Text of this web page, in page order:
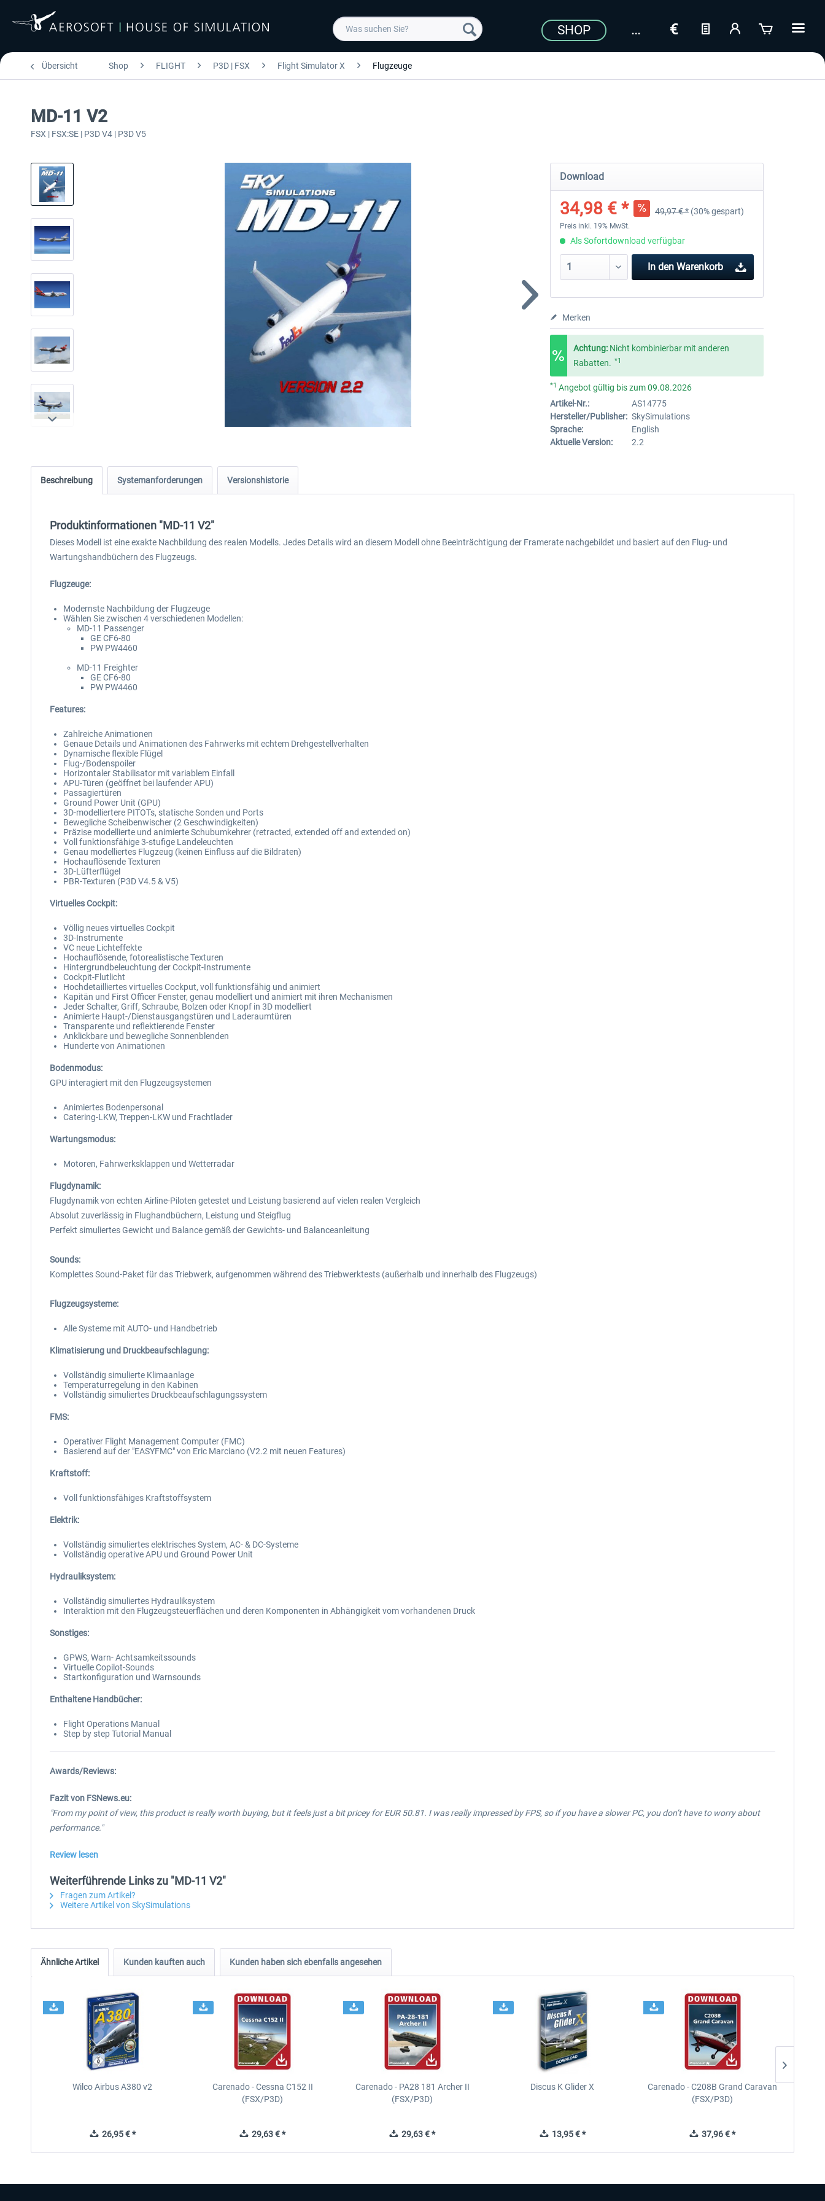
SHOP
Übersicht Shop FLIGHT P3D | FSX Flight Simulator X Flugzeuge
MD-11 V2
FSX | FSX:SE | P3D V4 | P3D V5
Download
34,98 € * 49,97 € * (30% gespart)
Preis inkl. 19% MwSt.
Als Sofortdownload verfügbar
In den Warenkorb
Merken
Achtung: Nicht kombinierbar mit anderen
Rabatten. *1
*1 Angebot gültig bis zum 09.08.2026
Artikel-Nr.:
AS14775
Hersteller/Publisher: SkySimulations
Sprache:
English
Aktuelle Version:
2.2
Beschreibung Systemanforderungen Versionshistorie
Produktinformationen "MD-11 V2"
Dieses Modell ist eine exakte Nachbildung des realen Modells. Jedes Details wird an diesem Modell ohne Beeinträchtigung der Framerate nachgebildet und basiert auf den Flug- und
Wartungshandbüchern des Flugzeugs.
Flugzeuge:
Modernste Nachbildung der Flugzeuge
Wählen Sie zwischen 4 verschiedenen Modellen:
MD-11 Passenger
GE CF6-80
PW PW4460
MD-11 Freighter
GE CF6-80
PW PW4460
Features:
Zahlreiche Animationen
Genaue Details und Animationen des Fahrwerks mit echtem Drehgestellverhalten
Dynamische flexible Flügel
Flug-/Bodenspoiler
Horizontaler Stabilisator mit variablem Einfall
APU-Türen (geöffnet bei laufender APU)
Passagiertüren
Ground Power Unit (GPU)
3D-modelliertere PITOTs, statische Sonden und Ports
Bewegliche Scheibenwischer (2 Geschwindigkeiten)
Präzise modellierte und animierte Schubumkehrer (retracted, extended off and extended on)
Voll funktionsfähige 3-stufige Landeleuchten
Genau modelliertes Flugzeug (keinen Einfluss auf die Bildraten)
Hochauflösende Texturen
3D-Lüfterflügel
PBR-Texturen (P3D V4.5 & V5)
Virtuelles Cockpit:
Völlig neues virtuelles Cockpit
3D-Instrumente
VC neue Lichteffekte
Hochauflösende, fotorealistische Texturen
Hintergrundbeleuchtung der Cockpit-Instrumente
Cockpit-Flutlicht
Hochdetailliertes virtuelles Cockput, voll funktionsfähig und animiert
Kapitän und First Officer Fenster, genau modelliert und animiert mit ihren Mechanismen
Jeder Schalter, Griff, Schraube, Bolzen oder Knopf in 3D modelliert
Animierte Haupt-/Dienstausgangstüren und Laderaumtüren
Transparente und reflektierende Fenster
Anklickbare und bewegliche Sonnenblenden
Hunderte von Animationen
Bodenmodus:
GPU interagiert mit den Flugzeugsystemen
Animiertes Bodenpersonal
Catering-LKW, Treppen-LKW und Frachtlader
Wartungsmodus:
Motoren, Fahrwerksklappen und Wetterradar
Flugdynamik:
Flugdynamik von echten Airline-Piloten getestet und Leistung basierend auf vielen realen Vergleich
Absolut zuverlässig in Flughandbüchern, Leistung und Steigflug
Perfekt simuliertes Gewicht und Balance gemäß der Gewichts- und Balanceanleitung
Sounds:
Komplettes Sound-Paket für das Triebwerk, aufgenommen während des Triebwerktests (außerhalb und innerhalb des Flugzeugs)
Flugzeugsysteme:
Alle Systeme mit AUTO- und Handbetrieb
Klimatisierung und Druckbeaufschlagung:
Vollständig simulierte Klimaanlage
Temperaturregelung in den Kabinen
Vollständig simuliertes Druckbeaufschlagungssystem
FMS:
Operativer Flight Management Computer (FMC)
Basierend auf der "EASYFMC" von Eric Marciano (V2.2 mit neuen Features)
Kraftstoff:
Voll funktionsfähiges Kraftstoffsystem
Elektrik:
Vollständig simuliertes elektrisches System, AC- & DC-Systeme
Vollständig operative APU und Ground Power Unit
Hydrauliksystem:
Vollständig simuliertes Hydrauliksystem
Interaktion mit den Flugzeugsteuerflächen und deren Komponenten in Abhängigkeit vom vorhandenen Druck
Sonstiges:
GPWS, Warn- Achtsamkeitssounds
Virtuelle Copilot-Sounds
Startkonfiguration und Warnsounds
Enthaltene Handbücher:
Flight Operations Manual
Step by step Tutorial Manual
Awards/Reviews:
Fazit von FSNews.eu:
"From my point of view, this product is really worth buying, but it feels just a bit pricey for EUR 50.81. I was really impressed by FPS, so if you have a slower PC, you don’t have to worry about
performance."
Review lesen
Weiterführende Links zu "MD-11 V2"
Fragen zum Artikel?
Weitere Artikel von SkySimulations
Ähnliche Artikel Kunden kauften auch Kunden haben sich ebenfalls angesehen
Wilco Airbus A380 v2
26,95 € *
Carenado - Cessna C152 II
(FSX/P3D)
29,63 € *
Carenado - PA28 181 Archer II
(FSX/P3D)
29,63 € *
Discus K Glider X
13,95 € *
Carenado - C208B Grand Caravan
(FSX/P3D)
37,96 € *